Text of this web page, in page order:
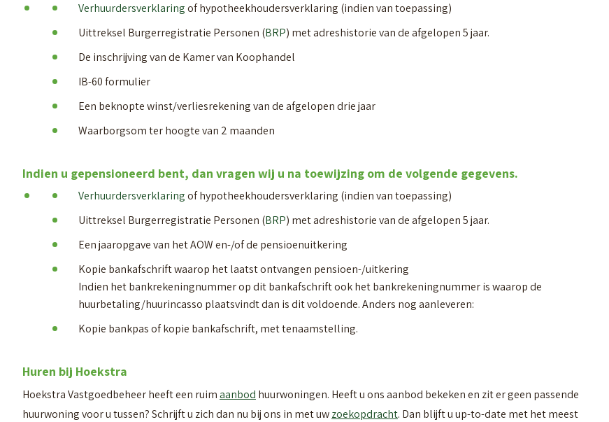
Verhuurdersverklaringof hypotheekhoudersverklaring (indien van toepassing)
Uittreksel Burgerregistratie Personen (BRP) met adreshistorie van de afgelopen 5 jaar.
De inschrijving van de Kamer van Koophandel
IB-60 formulier
Een beknopte winst/verliesrekening van de afgelopen drie jaar
Waarborgsom ter hoogte van 2 maanden
Indien u gepensioneerd bent, dan vragen wij u na toewijzing om de volgende gegevens.
Verhuurdersverklaringof hypotheekhoudersverklaring (indien van toepassing)
Uittreksel Burgerregistratie Personen (BRP) met adreshistorie van de afgelopen 5 jaar.
Een jaaropgave van het AOW en-/of de pensioenuitkering
Kopie bankafschrift waarop het laatst ontvangen pensioen-/uitkering
Indien het bankrekeningnummer op dit bankafschrift ook het bankrekeningnummer is waarop de
huurbetaling/huurincasso plaatsvindt dan is dit voldoende. Anders nog aanleveren:
Kopie bankpas of kopie bankafschrift, met tenaamstelling.
Huren bij Hoekstra
Hoekstra Vastgoedbeheer heeft een ruimaanbod huurwoningen. Heeft u ons aanbod bekeken en zit er geen passende
huurwoning voor u tussen? Schrijft u zich dan nu bij ons in met uwzoekopdracht. Dan blijft u up-to-date met het meest